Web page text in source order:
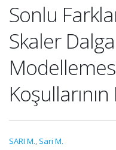
Sonlu
Skaler Dalga
SARI M., Sari M.